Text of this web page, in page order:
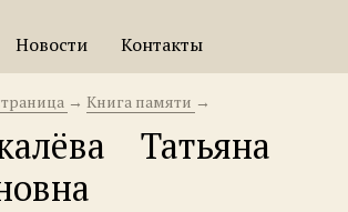
Новости Контакты
→ Книга памяти →
Татьяна